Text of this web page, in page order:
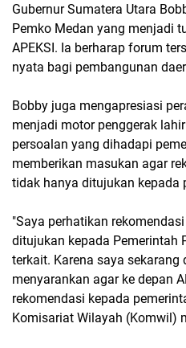
Gubernur Sumatera Utara
Pemko Medan yang menjadi
APEKSI. Ia berharap forum
nyata bagi pembangunan
Bobby juga mengapresiasi
menjadi motor penggerak
persoalan yang dihadapi
memberikan masukan agar
tidak hanya ditujukan kepada
"Saya perhatikan
ditujukan kepada Pemerintah
terkait. Karena saya sekarang
menyarankan agar ke depan
rekomendasi kepada
Komisariat Wilayah (Komwil)